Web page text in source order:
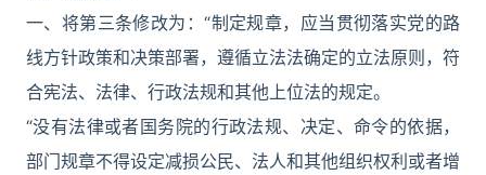
一、将第三条修改为：“制定规章，应当贯彻落实党的路
线方针政策和决策部署，遵循立法法确定的立法原则，符
合宪法、法律、行政法规和其他上位法的规定。
“没有法律或者国务院的行政法规、决定、命令的依据，
部门规章不得设定减损公民、法人和其他组织权利或者增